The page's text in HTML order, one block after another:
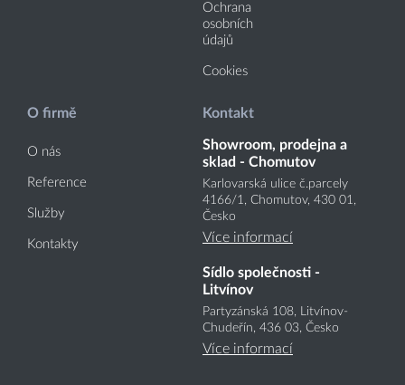
Ochrana
osobních
údajů
Cookies
O firmě
O nás
Reference
Služby
Kontakty
Kontakt
Showroom, prodejna a
sklad - Chomutov
Karlovarská ulice č.parcely
4166/1, Chomutov, 430 01,
Česko
Více informací
Sídlo společnosti -
Litvínov
Partyzánská 108, Litvínov-
Chudeřín, 436 03, Česko
Více informací